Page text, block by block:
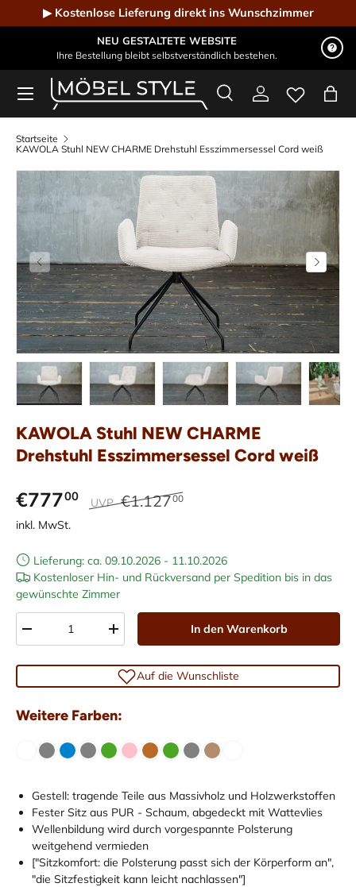
Direkt zum Inhalt
▶ Kostenlose Lieferung direkt ins Wunschzimmer
NEU GESTALTETE WEBSITE
Ihre Bestellung bleibt selbstverständlich bestehen.
Möbel Style - Der Online-Shop für Designmöbel
Suchen
SucheEinloggen
Menü
Startseite
KAWOLA Stuhl NEW CHARME Drehstuhl Esszimmersessel Cord weiß
Vorherige Nächste
Bild 1 in Galerieansicht laden
Bild 2 in Galerieansicht laden
Bild 3 in Galerieansicht laden
Bild 4 in Bild 5
KAWOLA Stuhl NEW CHARME
Drehstuhl Esszimmersessel Cord weiß
€77700 UVP €1.12700
inkl. MwSt.
Lieferung: ca. 09.10.2026 - 11.10.2026
Kostenloser Hin- und Rückversand per Spedition bis in das
gewünschte Zimmer
-
+ In den Warenkorb
Auf die Wunschliste
Weitere Farben:
Gestell: tragende Teile aus Massivholz und Holzwerkstoffen
Fester Sitz aus PUR - Schaum, abgedeckt mit Wattevlies
Wellenbildung wird durch vorgespannte Polsterung
weitgehend vermieden
["Sitzkomfort: die Polsterung passt sich der Körperform an",
"die Sitzfestigkeit kann leicht nachlassen"]